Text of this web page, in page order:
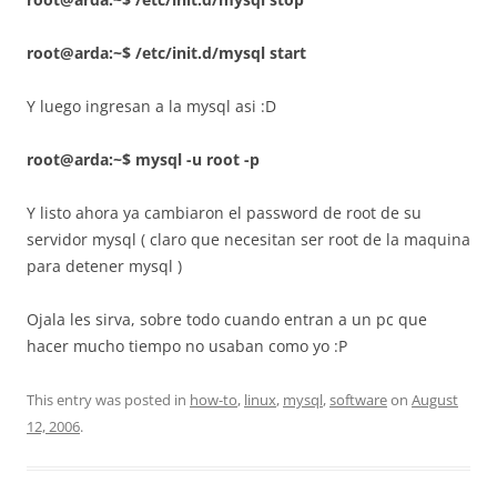
root@arda:~$ /etc/init.d/mysql start
Y luego ingresan a la mysql asi :D
root@arda:~$ mysql -u root -p
Y listo ahora ya cambiaron el password de root de su
servidor mysql ( claro que necesitan ser root de la maquina
para detener mysql )
Ojala les sirva, sobre todo cuando entran a un pc que
hacer mucho tiempo no usaban como yo :P
This entry was posted in how-to, linux, mysql,softwareon August
12, 2006.